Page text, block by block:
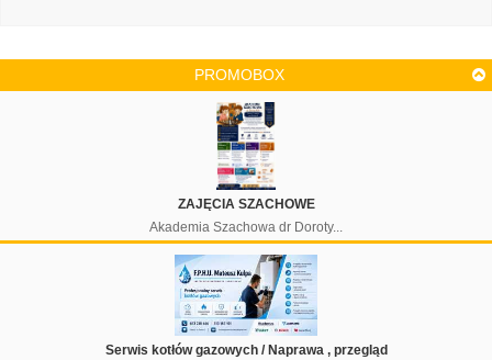
PROMOBOX
ZAJĘCIA SZACHOWE
Akademia Szachowa dr Doroty...
Serwis kotłów gazowych / Naprawa , przegląd